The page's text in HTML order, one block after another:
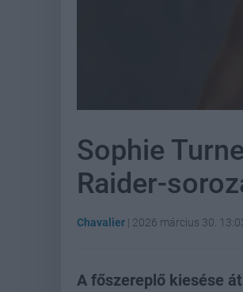
Sophie
Raider-
Chavalier | 2026 március 30.
A főszereplő kiesése